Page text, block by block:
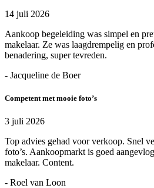
14 juli 2026
Aankoop begeleiding was simpel en
makelaar. Ze was laagdrempelig en
benadering, super tevreden.
- Jacqueline de Boer
Competent met mooie foto’s
3 juli 2026
Top advies gehad voor verkoop. Snel
foto’s. Aankoopmarkt is goed
makelaar. Content.
- Roel van Loon